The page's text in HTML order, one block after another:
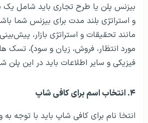
بیزنس پلن یا طرح تجاری باید شامل یک
و استراتژی بلند مدت برای بیزنس شما
مانند تحقیقات و استراتژی بازار،
مورد انتظار، فروش، زیان و سود)، تسک
فیزیکی و سایر اطلاعات باید در این پلن
۴. انتخاب اسم برای کافی شاپ
انتخا نام برای کافی شاپ باید با توجه به